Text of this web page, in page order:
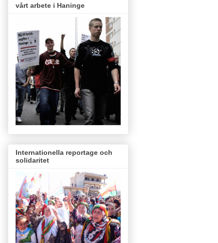
vårt arbete i Haninge
Internationella reportage och
solidaritet